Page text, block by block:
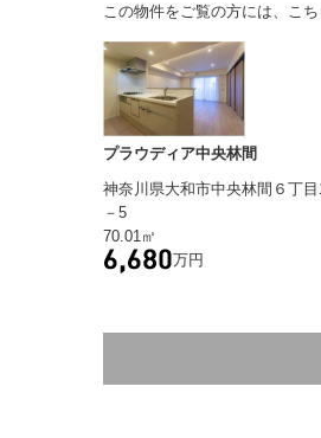
この物件をご覧の方には、こ
プラウディア中央林間
神奈川県大和市中央林間６丁目
－5
70.01㎡
万円